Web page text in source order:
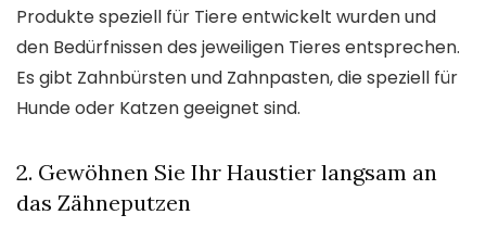
Produkte speziell für Tiere entwickelt wurden und
den Bedürfnissen des jeweiligen Tieres entsprechen.
Es gibt Zahnbürsten und Zahnpasten, die speziell für
Hunde oder Katzen geeignet sind.
2. Gewöhnen Sie Ihr Haustier langsam an
das Zähneputzen